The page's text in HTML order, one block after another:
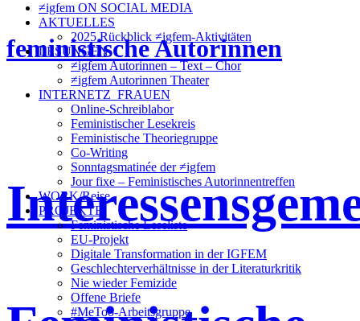
≠igfem ON SOCIAL MEDIA
AKTUELLES
2025 Rückblick ≠igfem-Aktivitäten
LESUNGEN
≠igfem Autorinnen – Text – Chor
≠igfem Autorinnen Theater
INTERNETZ_FRAUEN
Online-Schreiblabor
Feministischer Lesekreis
Feministische Theoriegruppe
Co-Writing
Sonntagsmatinée der ≠igfem
Jour fixe – Feministisches Autorinnentreffen
WORK/Reise
PROJEKTE
Feministische Leseliste
EU-Projekt
Digitale Transformation in der IGFEM
Geschlechterverhältnisse in der Literaturkritik
Nie wieder Femizide
Offene Briefe
#MeToo-Arbeitsgruppe